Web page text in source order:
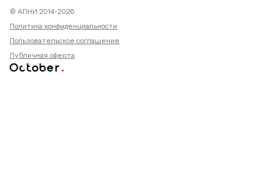
© АПНИ 2014-2026
Политика конфиденциальности
Пользовательское соглашение
Публичная оферта